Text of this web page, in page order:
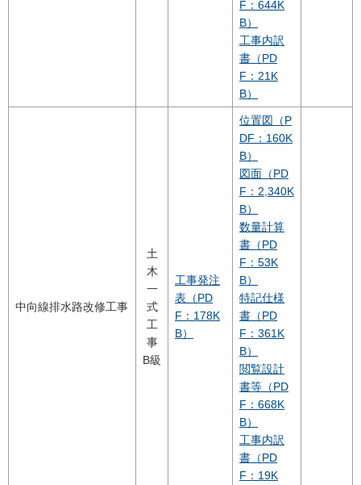
F：644K
B）
工事内訳
書（PD
F：21K
B）
中向線排水路改修工事
土
木
一
式
工
事
B級
工事発注
表（PD
F：178K
B）
位置図（P
DF：160K
B）
図面（PD
F：2,340K
B）
数量計算
書（PD
F：53K
B）
特記仕様
書（PD
F：361K
B）
閲覧設計
書等（PD
F：668K
B）
工事内訳
書（PD
F：19K